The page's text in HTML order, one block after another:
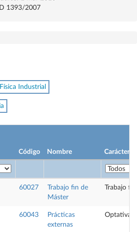
1393/2007
Física Industrial
Código Nombre Carácter
60027
Trabajo fin de
Máster
Trabajo
60043
Prácticas
externas
Optativa